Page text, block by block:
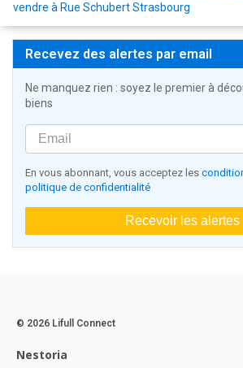
vendre à Rue Schubert Strasbourg
Recevez des alertes par email
Ne manquez rien : soyez le premier à
biens
En vous abonnant, vous acceptez les
politique de confidentialité
Recevoir les alertes
© 2026 Lifull Connect
Nestoria